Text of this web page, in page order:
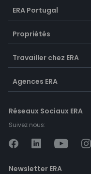
ERA Portugal
Propriétés
Travailler chez ERA
Agences ERA
Réseaux Sociaux ERA
Suivez nous:
Newsletter ERA